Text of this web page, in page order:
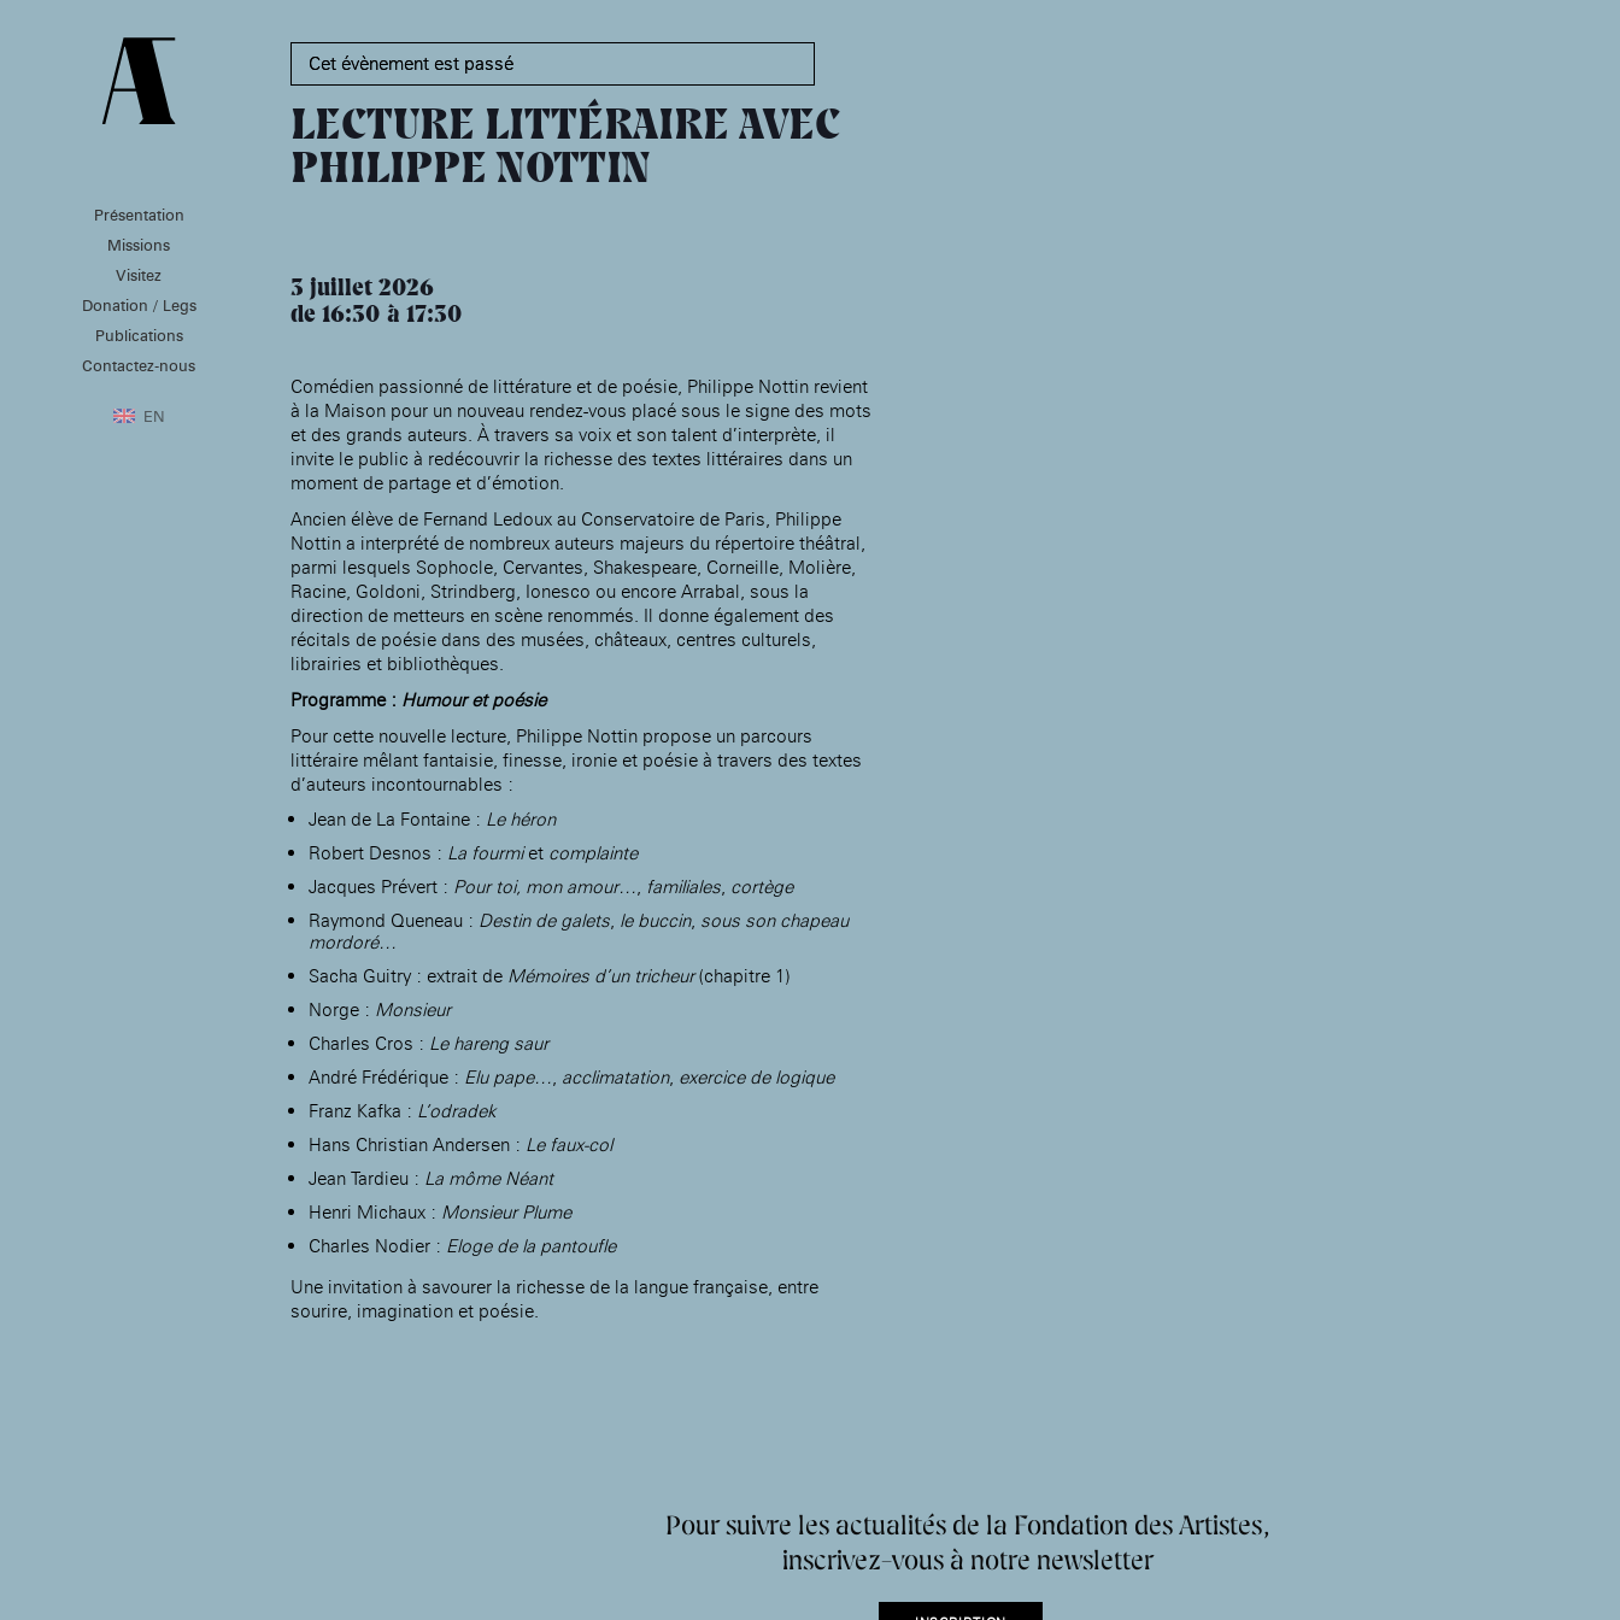
Cet évènement est passé
LECTURE LITTÉRAIRE AVEC
PHILIPPE NOTTIN
3 juillet 2026
de 16:30
17:30
Comédien passionné de littérature et de poésie, Philippe Nottin revient
à la Maison pour un nouveau rendez-vous placé sous le signe des mots
et des grands auteurs. À travers sa voix et son talent d’interprète, il
invite le public à redécouvrir la richesse des textes littéraires dans un
moment de partage et d’émotion.
Ancien élève de Fernand Ledoux au Conservatoire de Paris, Philippe
Nottin a interprété de nombreux auteurs majeurs du répertoire théâtral,
parmi lesquels Sophocle, Cervantes, Shakespeare, Corneille, Molière,
Racine, Goldoni, Strindberg, Ionesco ou encore Arrabal, sous la
direction de metteurs en scène renommés. Il donne également des
récitals de poésie dans des musées, châteaux, centres culturels,
librairies et bibliothèques.
Programme : Humour et poésie
Pour cette nouvelle lecture, Philippe Nottin propose un parcours
littéraire mêlant fantaisie, finesse, ironie et poésie à travers des textes
d’auteurs incontournables :
Jean de La Fontaine : Le héron
Robert Desnos : La fourmiet complainte
Jacques Prévert : Pour toi, mon amour…, familiales, cortège
Raymond Queneau : Destin de galets, le buccin, sous son chapeau
mordoré…
Sacha Guitry : extrait de Mémoires d’un tricheur(chapitre 1)
Norge : Monsieur
Charles Cros : Le hareng saur
André Frédérique : Elu pape…, acclimatation, exercice de logique
Franz Kafka : L’odradek
Hans Christian Andersen : Le faux-col
Jean Tardieu : La môme Néant
Henri Michaux : Monsieur Plume
Charles Nodier : Eloge de la pantoufle
Une invitation à savourer la richesse de la langue française, entre
sourire, imagination et poésie.
Pour suivre les actualités de la Fondation des Artistes,
inscrivez-vous à notre newsletter
Présentation
Fondation des Artistes
Équipe
Patrimoine
Missions
Aider à la production
d’oeuvres d’art
d’art, laMABA
Promouvoir la scène
française à l’international
Produire, dans la
résidence de Moly-
Sabata
Accompagner le grand
âge, à la
Maison
nationale des artistes
(EHPAD)
Visitez À NOGENT-SUR-MARNE
MABA
MABA
Présentation
Expositions
Expositions passées
Événements à la MABA
Infos pratiques
Accueil de la
nationale
des artistes
Accueil de la
Fondation des Artistes
Bibliothèque
Smith-Lesouëf
Parc
À PARIS
Cabinet de curiosité et
Rotonde Balzac de l’Hôtel
Salomon de Rothschild
Jardin public de l’Hôtel
Salomon de Rothschild
Donation / Legs
Publications
Contactez-nous
EN